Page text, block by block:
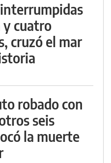
y cuatro
cruzó el mar
robado con
seis
la muerte